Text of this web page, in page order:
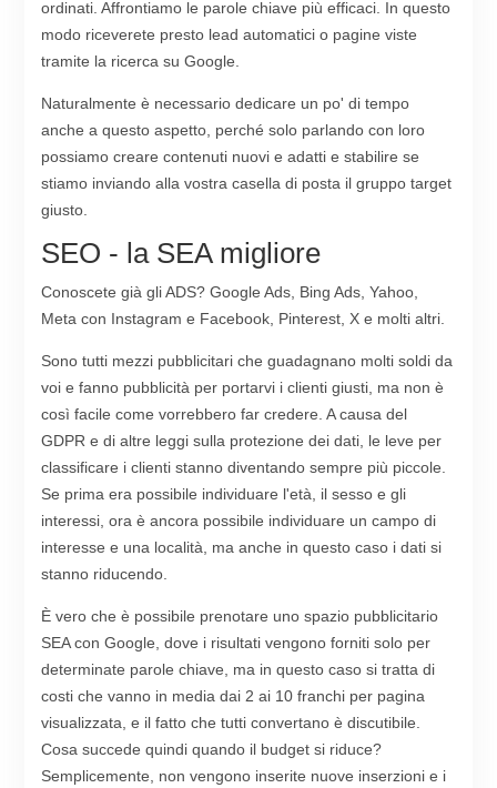
ordinati. Affrontiamo le parole chiave più efficaci. In questo
modo riceverete presto lead automatici o pagine viste
tramite la ricerca su Google.
Naturalmente è necessario dedicare un po' di tempo
anche a questo aspetto, perché solo parlando con loro
possiamo creare contenuti nuovi e adatti e stabilire se
stiamo inviando alla vostra casella di posta il gruppo target
giusto.
SEO - la SEA migliore
Conoscete già gli ADS? Google Ads, Bing Ads, Yahoo,
Meta con Instagram e Facebook, Pinterest, X e molti altri.
Sono tutti mezzi pubblicitari che guadagnano molti soldi da
voi e fanno pubblicità per portarvi i clienti giusti, ma non è
così facile come vorrebbero far credere. A causa del
GDPR e di altre leggi sulla protezione dei dati, le leve per
classificare i clienti stanno diventando sempre più piccole.
Se prima era possibile individuare l'età, il sesso e gli
interessi, ora è ancora possibile individuare un campo di
interesse e una località, ma anche in questo caso i dati si
stanno riducendo.
È vero che è possibile prenotare uno spazio pubblicitario
SEA con Google, dove i risultati vengono forniti solo per
determinate parole chiave, ma in questo caso si tratta di
costi che vanno in media dai 2 ai 10 franchi per pagina
visualizzata, e il fatto che tutti convertano è discutibile.
Cosa succede quindi quando il budget si riduce?
Semplicemente, non vengono inserite nuove inserzioni e i